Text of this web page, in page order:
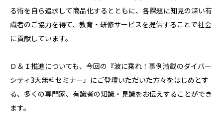
る術を自ら追求して商品化するとともに、各課題に知見の深い有
識者のご協力を得て、教育・研修サービスを提供することで社会
に貢献しています。
Ｄ＆Ｉ推進についても、今回の『波に乗れ！事例満載のダイバー
シティ3大無料セミナー』にご登壇いただいた方々をはじめとす
る、多くの専門家、有識者の知識・見識をお伝えすることができ
ます。